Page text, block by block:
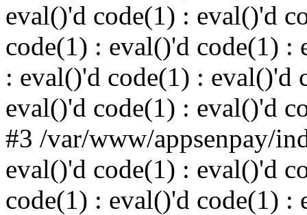
eval()'d code(1) : eval()'d
code(1) : eval()'d code(1) :
: eval()'d code(1) : eval()'d
eval()'d code(1) : eval()'d
#3 /var/www/appsenpay/
eval()'d code(1) : eval()'d
code(1) : eval()'d code(1) :